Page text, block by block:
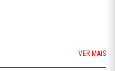
VER MAIS